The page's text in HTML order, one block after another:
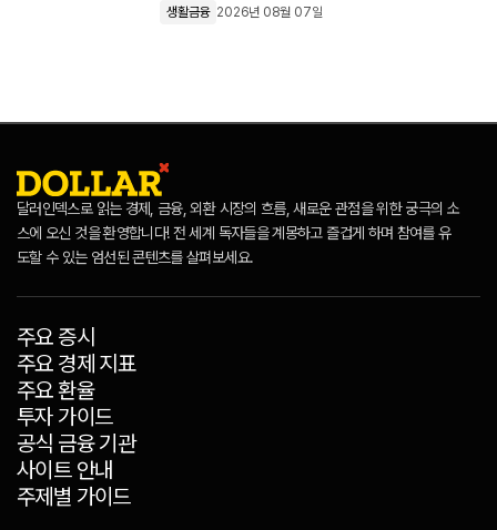
생활금융 2026년 08월 07일
달러인덱스로 읽는 경제, 금융, 외환 시장의 흐름, 새로운 관점을 위한 궁극의 소
스에 오신 것을 환영합니다! 전 세계 독자들을 계몽하고 즐겁게 하며 참여를 유
도할 수 있는 엄선된 콘텐츠를 살펴보세요.
주요 증시
주요 경제 지표
주요 환율
투자 가이드
공식 금융 기관
사이트 안내
주제별 가이드